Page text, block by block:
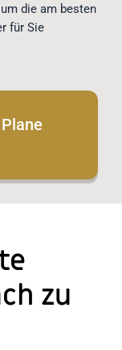
die am besten
für Sie
zu